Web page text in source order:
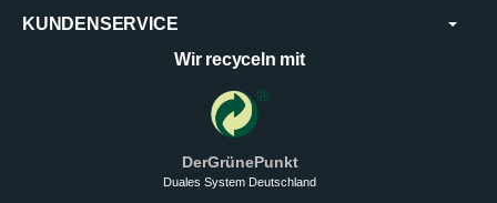
KUNDENSERVICE
Wir recyceln mit
DerGrünePunkt
Duales System Deutschland